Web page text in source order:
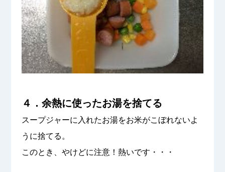
４．余熱に使ったお湯を捨てる
スープジャーに入れたお湯をお米がこぼれないよ
うに捨てる。
このとき、やけどに注意！熱いです・・・